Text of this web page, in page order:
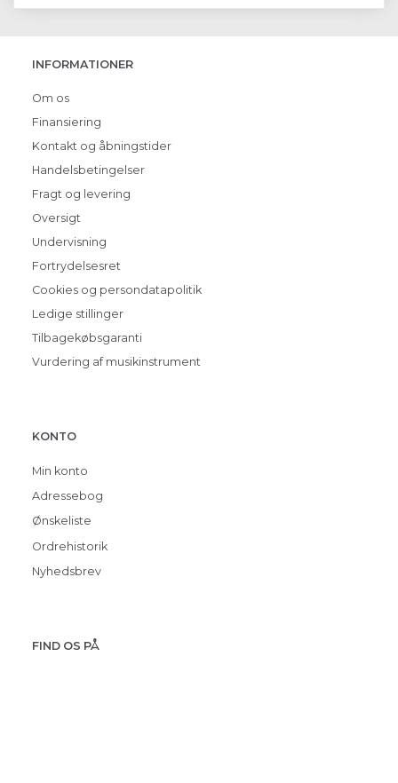
INFORMATIONER
Om os
Finansiering
Kontakt og åbningstider
Handelsbetingelser
Fragt og levering
Oversigt
Undervisning
Fortrydelsesret
Cookies og persondatapolitik
Ledige stillinger
Tilbagekøbsgaranti
Vurdering af musikinstrument
KONTO
Min konto
Adressebog
Ønskeliste
Ordrehistorik
Nyhedsbrev
FIND OS PÅ